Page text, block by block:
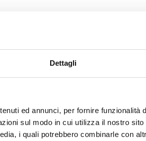
Dettagli
ed annunci, per fornire funzionalità
sul modo in cui utilizza il nostro
i quali potrebbero combinarle con